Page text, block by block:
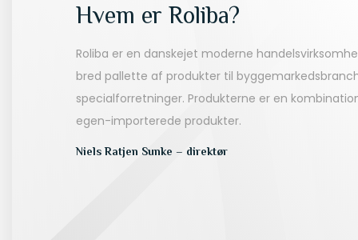
Hvem er Roliba?
Roliba er en danskejet moderne
bred pallette af produkter til
specialforretninger. Produkterne er en
egen-importerede produkter.
Niels Ratjen Sunke – direktør